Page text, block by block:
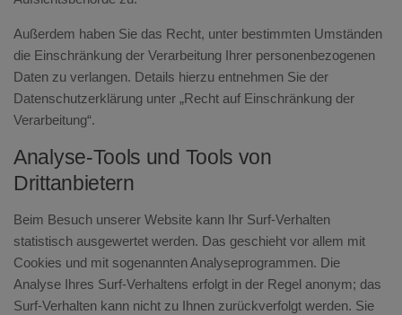
Außerdem haben Sie das Recht, unter bestimmten Umständen
die Einschränkung der Verarbeitung Ihrer personenbezogenen
Daten zu verlangen. Details hierzu entnehmen Sie der
Datenschutzerklärung unter „Recht auf Einschränkung der
Verarbeitung“.
Analyse-Tools und Tools von
Drittanbietern
Beim Besuch unserer Website kann Ihr Surf-Verhalten
statistisch ausgewertet werden. Das geschieht vor allem mit
Cookies und mit sogenannten Analyseprogrammen. Die
Analyse Ihres Surf-Verhaltens erfolgt in der Regel anonym; das
Surf-Verhalten kann nicht zu Ihnen zurückverfolgt werden. Sie